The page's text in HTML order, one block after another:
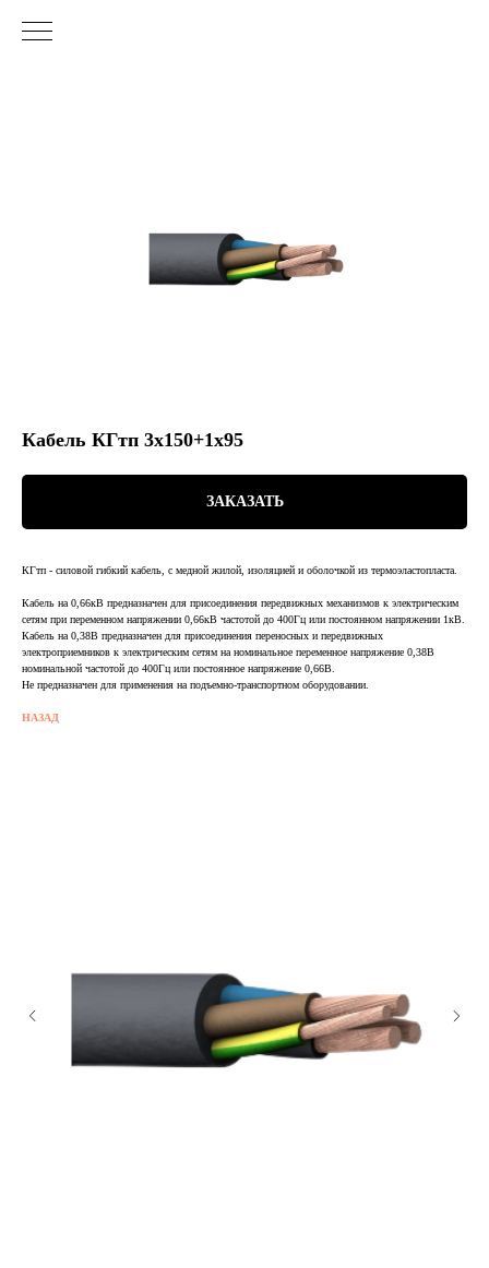
Кабель КГтп 3х150+1х95
ЗАКАЗАТЬ
КГтп - силовой гибкий кабель, с медной жилой, изоляцией и оболочкой из термоэластопласта.
Кабель на 0,66кВ предназначен для присоединения передвижных механизмов к электрическим
сетям при переменном напряжении 0,66кВ частотой до 400Гц или постоянном напряжении 1кВ.
Кабель на 0,38В предназначен для присоединения переносных и передвижных
электроприемников к электрическим сетям на номинальное переменное напряжение 0,38В
номинальной частотой до 400Гц или постоянное напряжение 0,66В.
Не предназначен для применения на подъемно-транспортном оборудовании.
НАЗАД